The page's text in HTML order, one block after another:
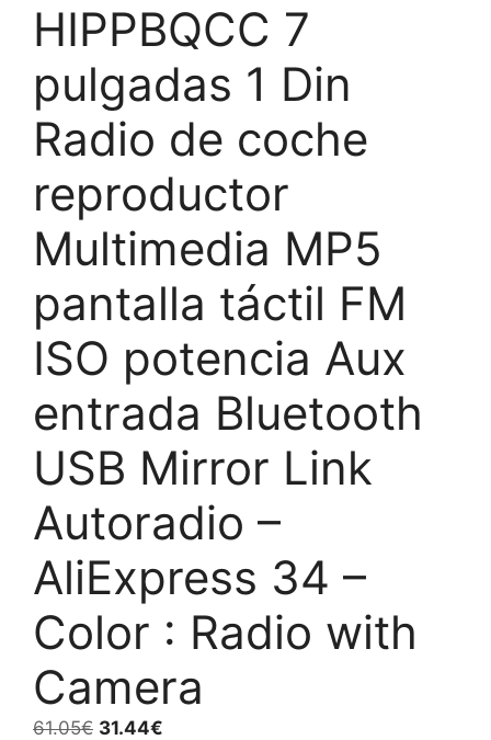
HIPPBQCC 7
pulgadas 1 Din
Radio de coche
reproductor
Multimedia MP5
pantalla táctil FM
ISO potencia Aux
entrada Bluetooth
USB Mirror Link
Autoradio –
AliExpress 34 –
Color : Radio with
Camera
61.05€ El
31.44€